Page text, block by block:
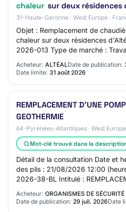
chaleur sur deux résidences
31-Haute-Garonne · West Europe ·
Objet : Remplacement de
chaleur sur deux résidences
2026-013 Type de marché :
Procédure adaptée ouverte
Acheteur: ALTÉALDate de publication:
Date limite: 31 août 2026
REMPLACEMENT D'UNE
GEOTHERMIE
64-Pyrénées-Atlantiques · West
Mot-clé trouvé dans la
Détail de la consultation Date et
des plis : 21/08/2026 12:00
2026-38-BL Intitulé :
CHALEUR DE GEOTHERMIE
Acheteur: ORGANISMES DE
Date de publication: 29 juil. 2026Date